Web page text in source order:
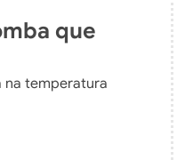
que
na temperatura